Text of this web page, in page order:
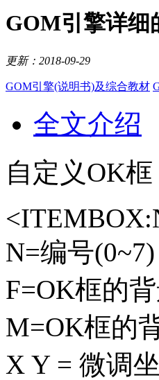
GOM引擎详细
更新：2018-09-29
GOM引擎(说明书)及综合教材
全文介绍
自定义OK框
N=编号(0~7)
F=OK框的
M=OK框的
X Y = 微调